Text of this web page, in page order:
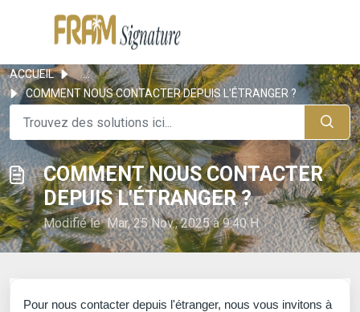
ACCUEIL
...
COMMENT NOUS CONTACTER DEPUIS L'ÉTRANGER ?
COMMENT NOUS CONTACTER
DEPUIS L'ÉTRANGER ?
Modifié le Mar, 25 Nov., 2025 à 9:40 H
Pour nous contacter depuis l'étranger, nous vous invitons à